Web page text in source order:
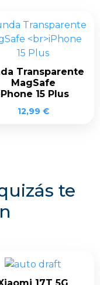
Transparente
MagSafe
15 Plus
12,99 €
te